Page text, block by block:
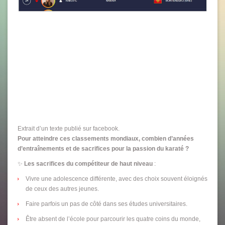
Extrait d’un texte publié sur facebook.
Pour atteindre ces classements mondiaux, combien d’années
d’entraînements et de sacrifices pour la passion du karaté ?
✨ Les sacrifices du compétiteur de haut niveau :
Vivre une adolescence différente, avec des choix souvent éloignés
de ceux des autres jeunes.
Faire parfois un pas de côté dans ses études universitaires.
Être absent de l’école pour parcourir les quatre coins du monde,